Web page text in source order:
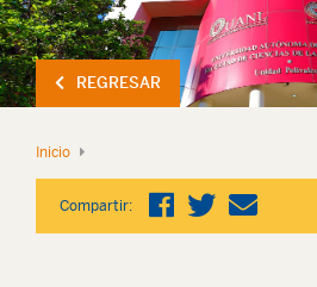
REGRESAR
Inicio
Compartir: